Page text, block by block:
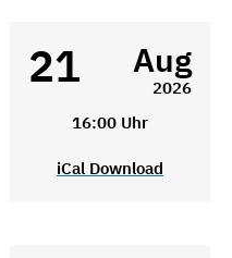
21 Aug
2026
16:00 Uhr
iCal Download